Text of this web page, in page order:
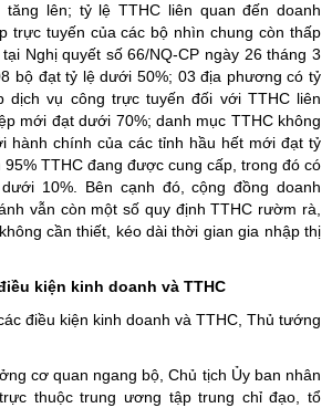
tăng lên; tỷ lệ TTHC liên quan đến doanh
trực tuyến của các bộ nhìn chung còn thấp
Nghị quyết số 66/NQ-CP ngày 26 tháng 3
bộ đạt tỷ lệ dưới 50%; 03 địa phương có tỷ
dịch vụ công trực tuyến đối với TTHC liên
mới đạt dưới 70%; danh mục TTHC không
hành chính của các tỉnh hầu hết mới đạt tỷ
95% TTHC đang được cung cấp, trong đó có
10%. Bên cạnh đó, cộng đồng doanh
vẫn còn một số quy định TTHC rườm rà,
cần thiết, kéo dài thời gian gia nhập thị
kiện kinh doanh và TTHC
điều kiện kinh doanh và TTHC, Thủ tướng
cơ quan ngang bộ, Chủ tịch Ủy ban nhân
thuộc trung ương tập trung chỉ đạo, tổ